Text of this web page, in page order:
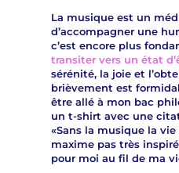
La musique est un
d’accompagner une
c’est encore plus
transiter vers un état
sérénité, la joie et
brièvement est
être allé à mon bac
un t-shirt avec une
«Sans la musique la
maxime pas très
pour moi au fil de ma